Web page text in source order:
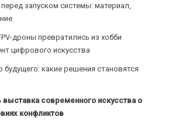
запуском системы: материал,
дроны превратились из хобби
цифрового искусства
какие решения становятся
современного искусства о
конфликтов